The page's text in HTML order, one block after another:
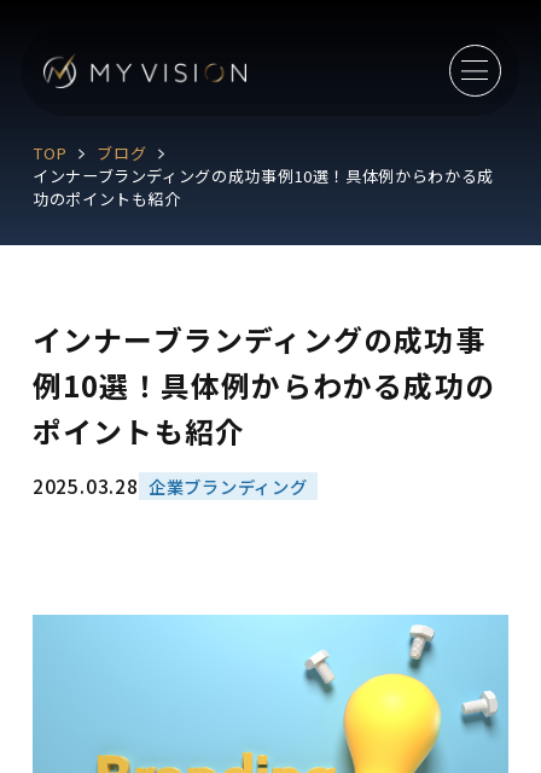
TOP
ブログ
インナーブランディングの成功事例10選！具体例からわかる成
功のポイントも紹介
インナーブランディングの成功事
例10選！具体例からわかる成功の
ポイントも紹介
2025.03.28 企業ブランディング